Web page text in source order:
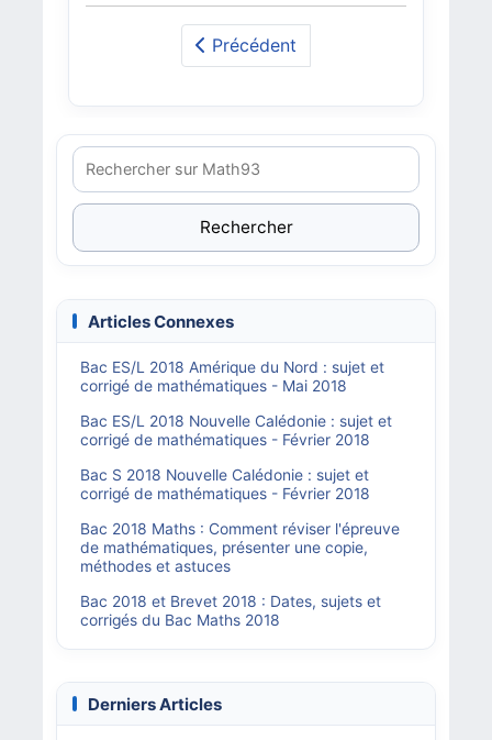
Précédent
Rechercher
Articles Connexes
Bac ES/L 2018 Amérique du Nord : sujet et
corrigé de mathématiques - Mai 2018
Bac ES/L 2018 Nouvelle Calédonie : sujet et
corrigé de mathématiques - Février 2018
Bac S 2018 Nouvelle Calédonie : sujet et
corrigé de mathématiques - Février 2018
Bac 2018 Maths : Comment réviser l'épreuve
de mathématiques, présenter une copie,
méthodes et astuces
Bac 2018 et Brevet 2018 : Dates, sujets et
corrigés du Bac Maths 2018
Derniers Articles